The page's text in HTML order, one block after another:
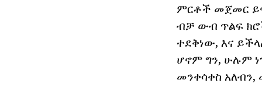
ምርቶች መጀመር
ብቻ ውብ ጥልፍ
ተደቅነው, እና
ሆኖም ግን, ሁሉም
መንቀሳቀስ